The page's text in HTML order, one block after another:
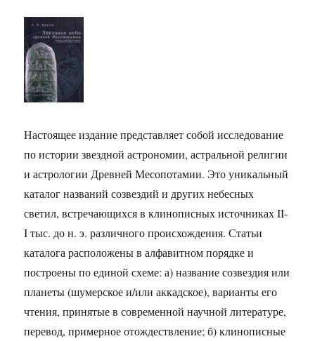
Настоящее издание представляет собой исследование
по истории звездной астрономии, астральной религии
и астрологии Древней Месопотамии. Это уникальный
каталог названий созвездий и других небесных
светил, встречающихся в клинописных источниках II-
I тыс. до н. э. различного происхождения. Статьи
каталога расположены в алфавитном порядке и
построены по единой схеме: а) название созвездия или
планеты (шумерское и/или аккадское), варианты его
чтения, принятые в современной научной литературе,
перевод, примерное отождествление; б) клинописные